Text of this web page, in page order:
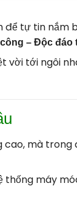
để tự tin nắm
– Độc đáo
vời tới ngôi
cao, mà
máy